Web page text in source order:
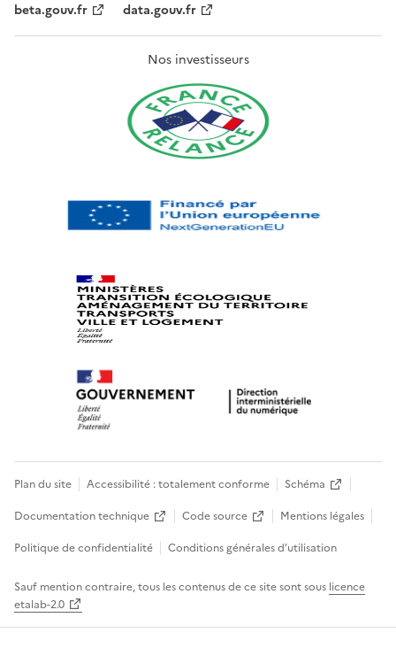
beta.gouv.fr
data.gouv.fr
Nos investisseurs
Plan du site Accessibilité : totalement conforme
Schéma
Documentation technique
Code source
Mentions légales
Politique de confidentialité
Conditions générales d’utilisation
Sauf mention contraire, tous les contenus de ce site sont sous licence
etalab-2.0